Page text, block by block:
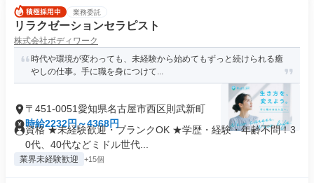
業務委託
リラクゼーションセラピスト
株式会社ボディワーク
時代や環境が変わっても、未経験から始めてもずっと続けられる癒
やしの仕事。手に職を身につけて...
〒451-0051愛知県名古屋市西区則武新町
時給2232円～4368円
資格 ★未経験歓迎・ブランクOK ★学歴・経験・年齢不問！3
0代、40代などミドル世代...
業界未経験歓迎 +15個